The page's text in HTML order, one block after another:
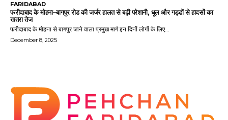
FARIDABAD
फरीदाबाद के मोहना–बागपुर रोड की जर्जर हालत से बढ़ी परेशानी, धूल और गड्ढों से हादसों का
खतरा तेज
फरीदाबाद के मोहना से बागपुर जाने वाला प्रमुख मार्ग इन दिनों लोगों के लिए...
December 8, 2025